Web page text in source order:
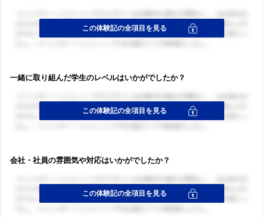
一緒に取り組んだ学生のレベルはいかがでしたか？
会社・社員の雰囲気や対応はいかがでしたか？